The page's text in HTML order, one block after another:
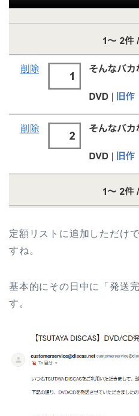
定額リストに追加しただけ
すね。
基本的にその日中に「発送
す。